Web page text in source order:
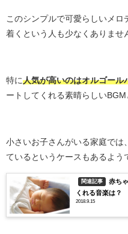
このシンプルで可愛らしいメ
着くという人も少なくありませ
特に人気が高いのはオルゴール
ートしてくれる素晴らしいBGM
小さいお子さんがいる家庭では
ているというケースもあるよう
関連記事
赤ち
くれる音楽は？
2018.9.15